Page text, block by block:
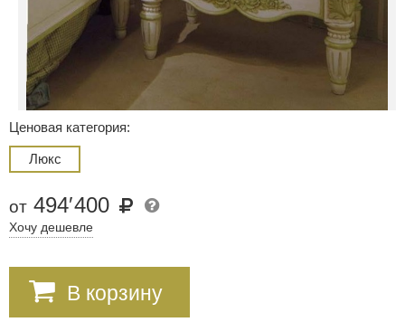
Ценовая категория:
Люкс
от 494′400
Хочу дешевле
В корзину